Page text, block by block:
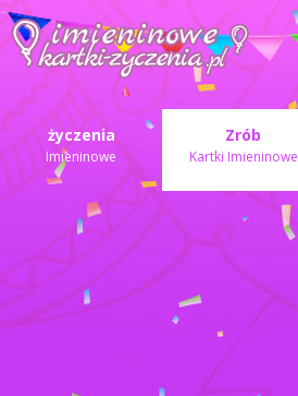
życzenia
Imieninowe
Zrób
Kartki Imieninowe